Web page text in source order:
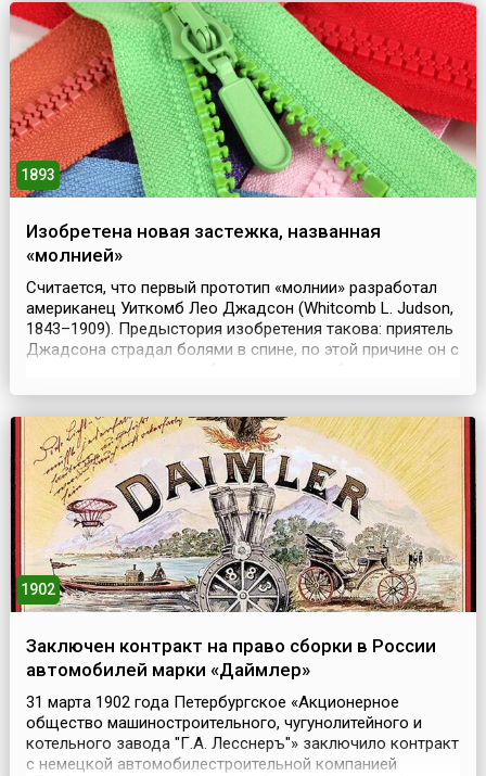
башней.Эйфелева башня первоначально задумывалась...
1893
Изобретена новая застежка, названная
«молнией»
Считается, что первый прототип «молнии» разработал
американец Уиткомб Лео Джадсон (Whitcomb L. Judson,
1843–1909). Предыстория изобретения такова: приятель
Джадсона страдал болями в спине, по этой причине он с
«Создай устройство, которое можно было бы
автору 12 патентов. Вскоре Уиткомб представил за...
1902
Заключен контракт на право сборки в России
автомобилей марки «Даймлер»
31 марта 1902 года Петербургское «Акционерное
общество машиностроительного, чугунолитейного и
котельного завода "Г.А. Лесснеръ"» заключило контракт
с немецкой автомобилестроительной компанией